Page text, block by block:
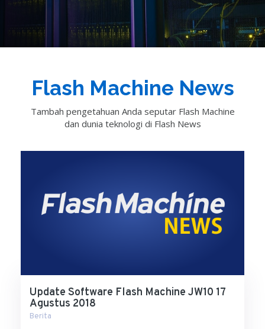
Flash Machine News
Tambah pengetahuan Anda seputar Flash Machine
dan dunia teknologi di Flash News
Update Software Flash Machine JW10 17
Agustus 2018
Berita